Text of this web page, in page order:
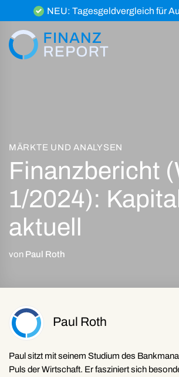
Inhalt
springen
NEU: Tagesgeldvergleich für
MÄRKTE UND ANALYSEN
Finanzbericht
1/2024):
aktuell
von Paul Roth
Paul Roth
Paul sitzt mit seinem Studium des
Puls der Wirtschaft. Er fasziniert sich